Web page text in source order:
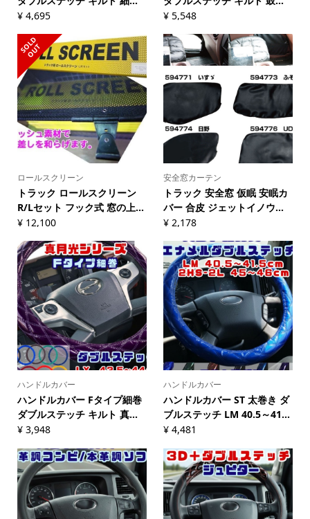
¥4,695
¥ 5,548
S
O
L
D
O
U
T
ロールスクリーン
トラック ロールスクリーン
R/Lセット フック式 窓の上...
¥12,100
安全窓カーテン
トラック 安全窓 仮眠 安眠カ
バー 合皮 ジェットイノウ...
¥ 2,178
ハンドルカバー
ハンドルカバー Fタイプ細巻
ダブルステッチ キルト 真...
¥3,948
ハンドルカバー
ハンドルカバー ST 太巻き ダ
ブルステッチ LM 40.5～41...
¥ 4,481